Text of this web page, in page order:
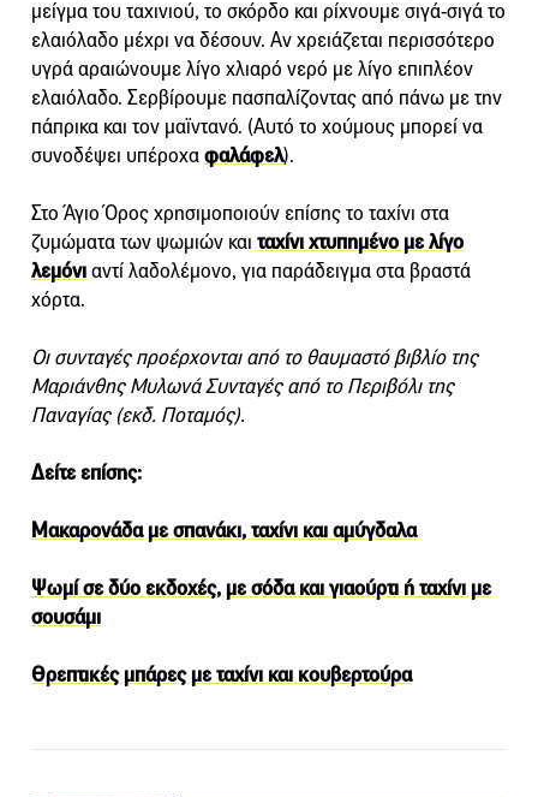
μείγμα του ταχινιού, το σκόρδο και ρίχνουμε σιγά-σιγά το
ελαιόλαδο μέχρι να δέσουν. Αν χρειάζεται περισσότερο
υγρά αραιώνουμε λίγο χλιαρό νερό με λίγο επιπλέον
ελαιόλαδο. Σερβίρουμε πασπαλίζοντας από πάνω με την
πάπρικα και τον μαϊντανό. (Αυτό το χούμους μπορεί να
συνοδέψει υπέροχαφαλάφελ).
Στο Άγιο Όρος χρησιμοποιούν επίσης το ταχίνι στα
ζυμώματα των ψωμιών και ταχίνι χτυπημένο με λίγο
λεμόνιαντί λαδολέμονο, για παράδειγμα στα βραστά
χόρτα.
Οι συνταγές προέρχονται από το θαυμαστό βιβλίο της
Μαριάνθης Μυλωνά Συνταγές από το Περιβόλι της
Παναγίας (εκδ. Ποταμός).
Δείτε επίσης:
Μακαρονάδα με σπανάκι, ταχίνι και αμύγδαλα
Ψωμί σε δύο εκδοχές, με σόδα και γιαούρτι ή ταχίνι με
σουσάμι
Θρεπτικές μπάρες με ταχίνι και κουβερτούρα